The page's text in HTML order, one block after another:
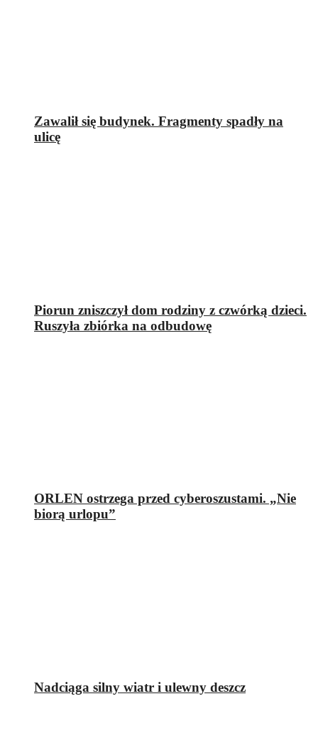
Zawalił się budynek. Fragmenty spadły na
ulicę
Piorun zniszczył dom rodziny z czwórką dzieci.
Ruszyła zbiórka na odbudowę
ORLEN ostrzega przed cyberoszustami. „Nie
biorą urlopu”
Nadciąga silny wiatr i ulewny deszcz